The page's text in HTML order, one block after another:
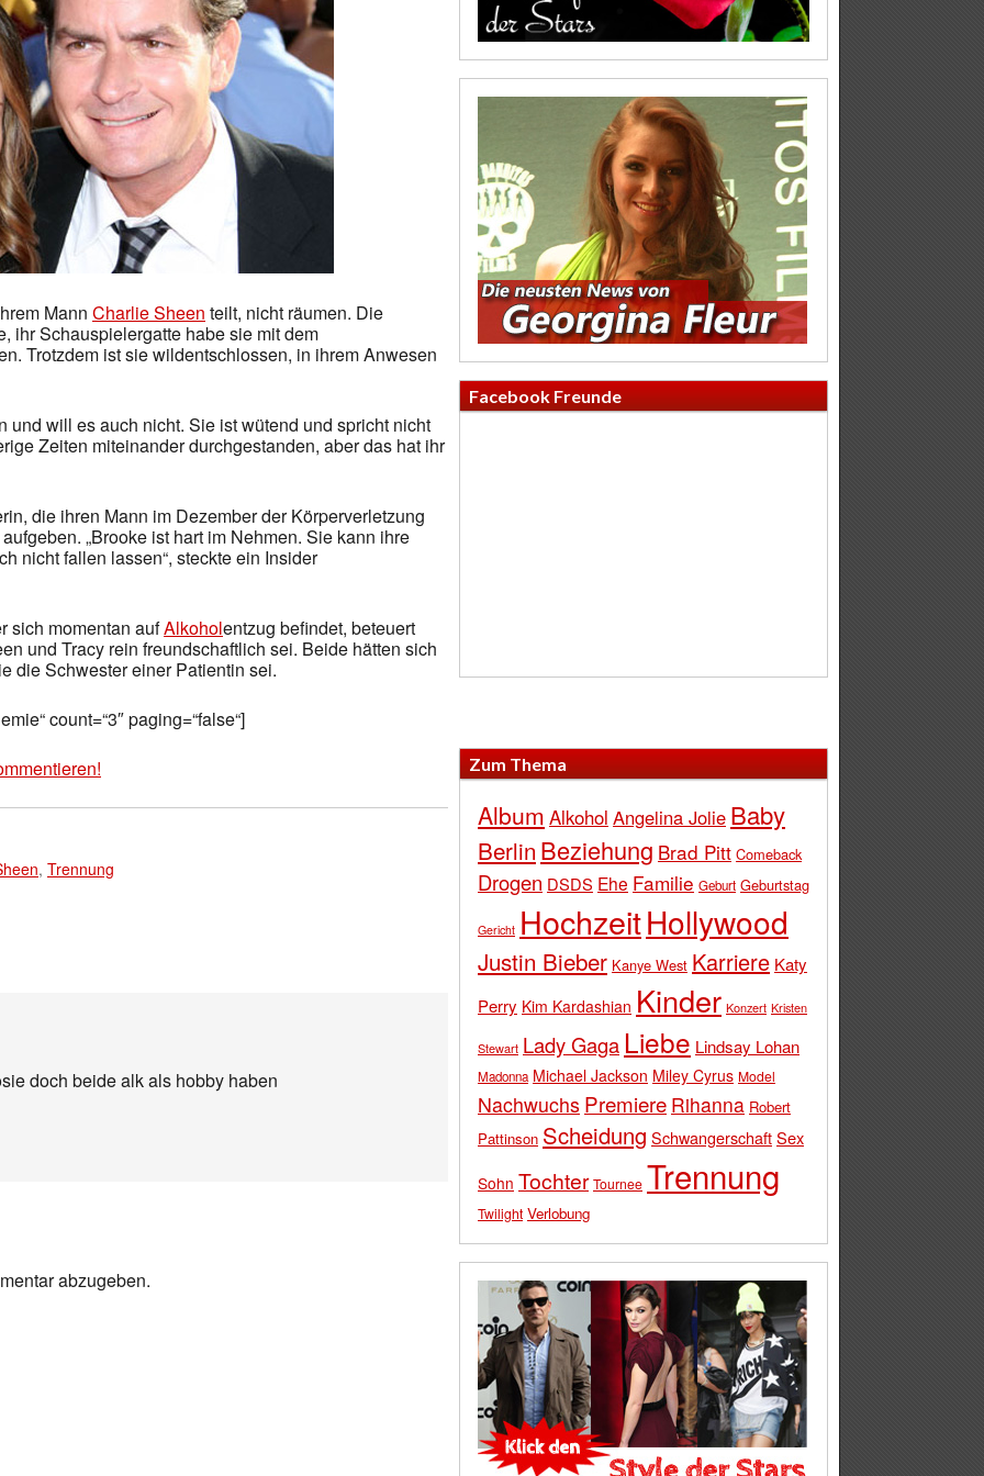
Mann Charlie Sheen teilt, nicht räumen. Die
ihr Schauspielergatte habe sie mit dem
Trotzdem ist sie wildentschlossen, in ihrem Anwesen
und will es auch nicht. Sie ist wütend und spricht nicht
Zeiten miteinander durchgestanden, aber das hat ihr
die ihren Mann im Dezember der Körperverletzung
„Brooke ist hart im Nehmen. Sie kann ihre
nicht fallen lassen“, steckte ein Insider
sich momentan aufAlkoholentzug befindet, beteuert
und Tracy rein freundschaftlich sei. Beide hätten sich
die Schwester einer Patientin sei.
count=“3″ paging=“false“]
, Trennung
doch beide alk als hobby haben
abzugeben.
Facebook Freunde
Zum Thema
Album Alkohol Angelina Jolie Baby
Berlin Beziehung Brad Pitt Comeback
Drogen DSDS Ehe Familie Geburt Geburtstag
Gericht HochzeitHollywood
Justin Bieber Kanye West Karriere Katy
Perry Kim Kardashian Kinder Konzert Kristen
Stewart Lady Gaga Liebe Lindsay Lohan
Madonna Michael Jackson Miley Cyrus Model
Nachwuchs Premiere Rihanna Robert
Pattinson Scheidung SchwangerschaftSex
Sohn Tochter Tournee Trennung
Twilight Verlobung